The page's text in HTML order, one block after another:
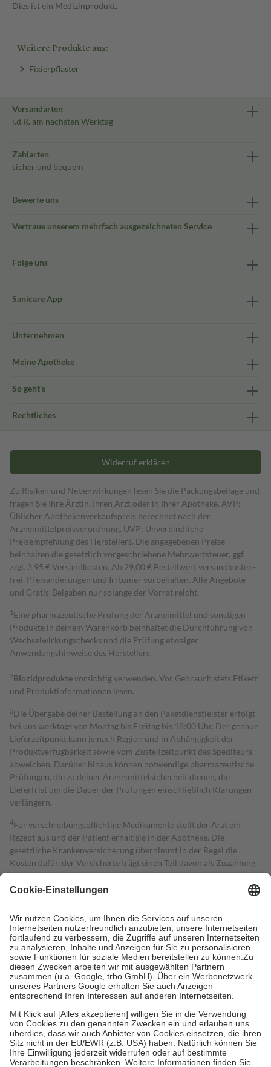
Dies ist ein Medizinprodukt.
Weitere Produkte aus:
Fixierpflaster
Versandarten
i.d.R. am nächsten Werktag
Zahlarten
sicher und bequem
Bewerte uns
Vertraue unserem mehrfach ausgezeichneten Service
Folge uns
Sanicare App
Unternehmen
Meine Apotheke
So geht's
Rechtliches
Widerruf erklären
Zu Risiken und Nebenwirkungen lesen Sie die Packungsbeilage und
fragen Sie Ihre Ärztin, Ihren Arzt oder in Ihrer Apotheke. AVP:
Üblicher Apothekenverkaufspreis berechnet nach der
Arzneimittelpreisverordnung. UVP: Unverbindliche
Preisempfehlung des Herstellers. Die angegebenen Preise
beinhalten die gesetzlich vorgeschriebene Mehrwertsteuer, ggf.
zzgl. 3,95 € Versandkosten. Ab 29,00 € Bestell­wert versand­kosten­
frei. Preisänderungen und Irrtümer vorbehalten. Alle Angebote
und Gratis-Beigaben nur solange der Vorrat reicht.
1 Eine pharmazeutische Prüfung der Arzneimittel und sonstigen
Produkte in deinem Warenkorb beinhaltet die Durchführung von
Wechselwirkungschecks und die Prüfung etwaiger
Anwendungshinweise des Herstellers.
2Biozidproduktevorsichtig verwenden. Vor Gebrauch stets Etikett
und Produktinformationen lesen.
3Die Übergabe deiner Bestellung an den Paketdienstleister erfolgt
bei uns werktags von Montag bis Freitag bis 18:00 Uhr. Der genaue
Lieferzeitpunkt kann je nach Region und in Abhängigkeit der
Produktverfügbarkeit sowie vom Zustellzeitpunkt des Spediteurs
abweichen. Darüber hinaus können notwendige pharmazeutische
Prüfungen, die zu deiner Arzneimittelsicherheit dienen, die
Lieferfrist um die Dauer der Prüfungen einschließlich Klärungen
verlängern.
4Für verschreibungspflichtige Medikamente stellt der Arzt ein
Rezept aus und der Patient erhält sie in der Apotheke. Die
gesetzliche Krankenversicherung übernimmt in der Regel die
Kosten dafür, der Versicherte trägt einen Teil davon als Zuzahlung
mit.
Grundsätzlich leisten Mitglieder Zuzahlungen in Höhe von zehn
höchstens zehn Euro.
Es sind jedoch nie mehr als die tatsächlichen
Kosten der Leistung zu entrichten.
Diese Regeln gelten grundsätzlich auch für Online-Apotheken.
Bei Heilmitteln und häuslicher Krankenpflege beträgt die
Zuzahlung zehn Prozent der Kosten sowie zehn Euro je
Verordnung.
Um das Engagement der Versicherten für ihre eigene Gesundheit zu
stärken und die besondere Stellung der Familie zu unterstützen,
fallenkeine Zuzahlungenan bei:
• Kindern und Jugendlichen bis zum vollendeten 18. Lebensjahr
mit Ausnahme der Fahrkosten
• Untersuchungen zur Vorsorge und Früherkennung, die von der